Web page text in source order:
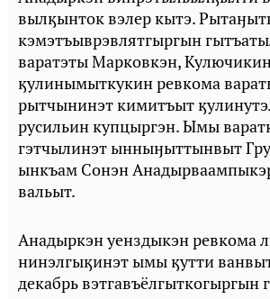
вылӄынток вэлер кытэ.
кэмэтъыврэвлятгыргын
варатэты Марковкэн,
ӄулинымыткукин ревкома
рытчынинэт кимитъыт
русильин купцыргэн. Ымы
гэтчылинэт ынныӈыттынвыт
ынкъам Сонэн
вальыт.
Анадыркэн уенздыкэн ревкома
нинэлгыӄинэт ымы ӄутти
декабрь вэтгавъёлгыткогыргын